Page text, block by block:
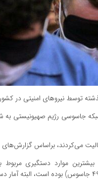
جاسوسی رژیم صهیونیستی
می‌کردند، براساس